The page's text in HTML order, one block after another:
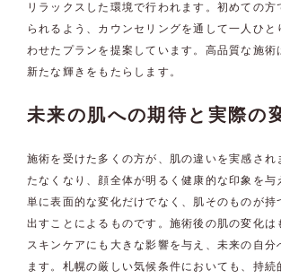
リラックスした環境で行われます。初めての方
られるよう、カウンセリングを通して一人ひと
わせたプランを提案しています。高品質な施術
新たな輝きをもたらします。
未来の肌への期待と実際の
施術を受けた多くの方が、肌の違いを実感され
たなくなり、顔全体が明るく健康的な印象を与
単に表面的な変化だけでなく、肌そのものが持
出すことによるものです。施術後の肌の変化は
スキンケアにも大きな影響を与え、未来の自分
ます。札幌の厳しい気候条件においても、持続